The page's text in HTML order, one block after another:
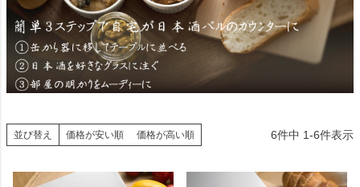
並び替え 価格が安い順 価格が高い順 6件中 1-6件表示